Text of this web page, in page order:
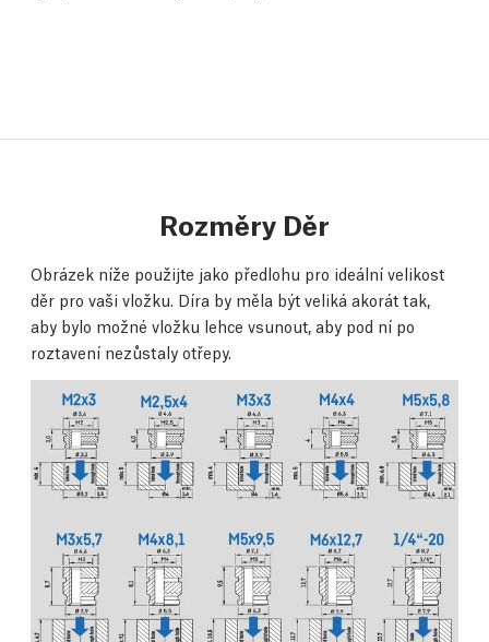
Rozměry Děr
Obrázek níže použijte jako předlohu pro ideální velikost
děr pro vaši vložku. Díra by měla být veliká akorát tak,
aby bylo možné vložku lehce vsunout, aby pod ní po
roztavení nezůstaly otřepy.